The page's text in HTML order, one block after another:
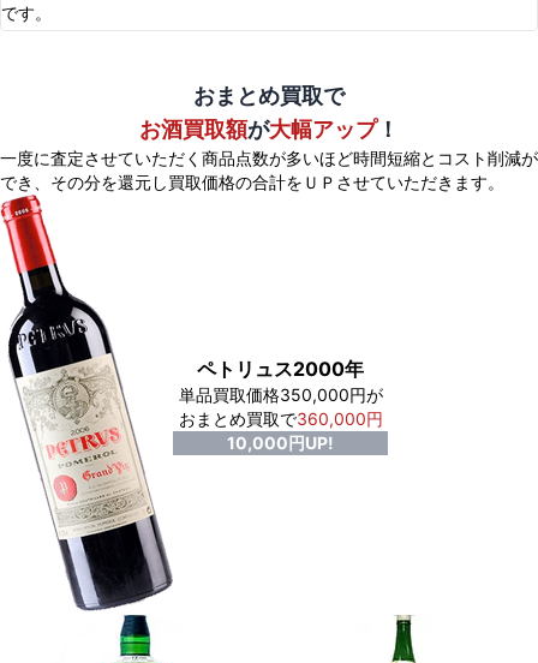
です。
おまとめ買取で
お酒買取額が大幅アップ！
一度に査定させていただく商品点数が多いほど時間短縮とコスト削減が
でき、 その分を還元し買取価格の合計をＵＰさせていただきます。
ペトリュス2000年
単品買取価格350,000円が
おまとめ買取で360,000円
10,000円UP!